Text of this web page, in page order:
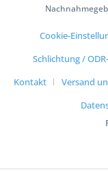
Cookie-
Schlichtung /
Kontakt
Versand